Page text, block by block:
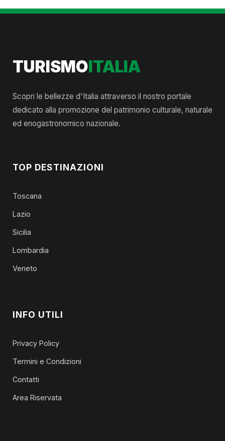
TURISMOITALIA
Scopri le bellezze d'Italia attraverso il nostro portale
dedicato alla promozione del patrimonio culturale, naturale
ed enogastronomico nazionale.
TOP DESTINAZIONI
Toscana
Lazio
Sicilia
Lombardia
Veneto
INFO UTILI
Privacy Policy
Termini e Condizioni
Contatti
Area Riservata